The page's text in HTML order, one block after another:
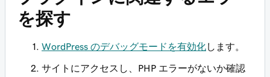
を探す
WordPress のデバッグモードを有効化します。
サイトにアクセスし、PHP エラーがないか確認